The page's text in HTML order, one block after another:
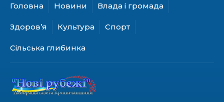
28.07.2026
ветерани разом створюють
Куди звернутися мешканцям
Криничанської громади за
Головна Новини Влада і громада
Здоров’я Культура Спорт
Сільська глибинка